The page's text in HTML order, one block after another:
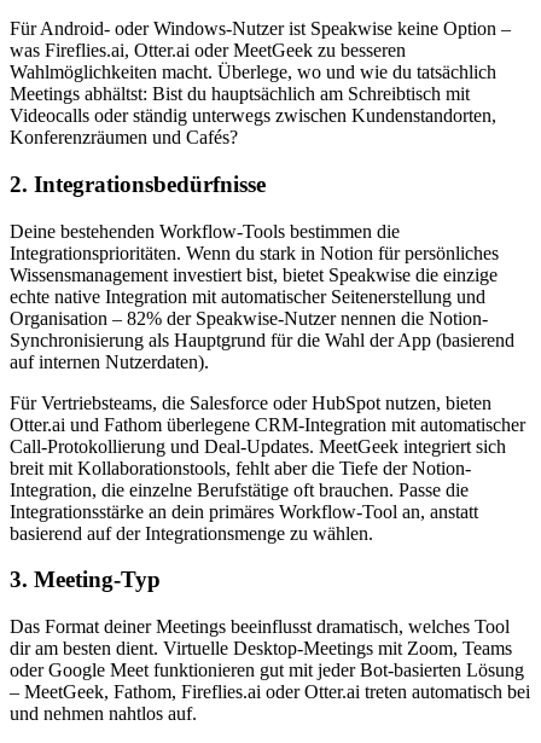
Für Android- oder Windows-Nutzer ist Speakwise keine Option –
was Fireflies.ai, Otter.ai oder MeetGeek zu besseren
Wahlmöglichkeiten macht. Überlege, wo und wie du tatsächlich
Meetings abhältst: Bist du hauptsächlich am Schreibtisch mit
Videocalls oder ständig unterwegs zwischen Kundenstandorten,
Konferenzräumen und Cafés?
2. Integrationsbedürfnisse
Deine bestehenden Workflow-Tools bestimmen die
Integrationsprioritäten. Wenn du stark in Notion für persönliches
Wissensmanagement investiert bist, bietet Speakwise die einzige
echte native Integration mit automatischer Seitenerstellung und
Organisation – 82% der Speakwise-Nutzer nennen die Notion-
Synchronisierung als Hauptgrund für die Wahl der App (basierend
auf internen Nutzerdaten).
Für Vertriebsteams, die Salesforce oder HubSpot nutzen, bieten
Otter.ai und Fathom überlegene CRM-Integration mit automatischer
Call-Protokollierung und Deal-Updates. MeetGeek integriert sich
breit mit Kollaborationstools, fehlt aber die Tiefe der Notion-
Integration, die einzelne Berufstätige oft brauchen. Passe die
Integrationsstärke an dein primäres Workflow-Tool an, anstatt
basierend auf der Integrationsmenge zu wählen.
3. Meeting-Typ
Das Format deiner Meetings beeinflusst dramatisch, welches Tool
dir am besten dient. Virtuelle Desktop-Meetings mit Zoom, Teams
oder Google Meet funktionieren gut mit jeder Bot-basierten Lösung
– MeetGeek, Fathom, Fireflies.ai oder Otter.ai treten automatisch bei
und nehmen nahtlos auf.